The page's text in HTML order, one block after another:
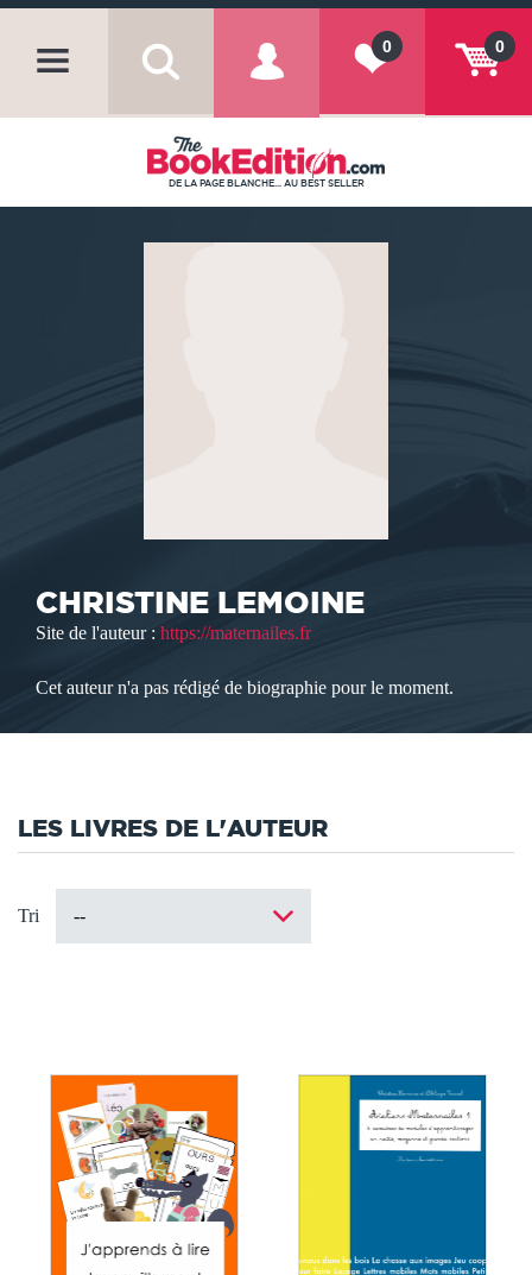
0
0
DE LA PAGE BLANCHE... AU BEST SELLER
CHRISTINE LEMOINE
Site de l'auteur : https://maternailes.fr
Cet auteur n'a pas rédigé de biographie pour le moment.
LES LIVRES DE L'AUTEUR
Tri